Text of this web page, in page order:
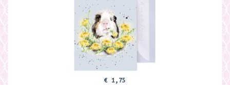
€ 1,75